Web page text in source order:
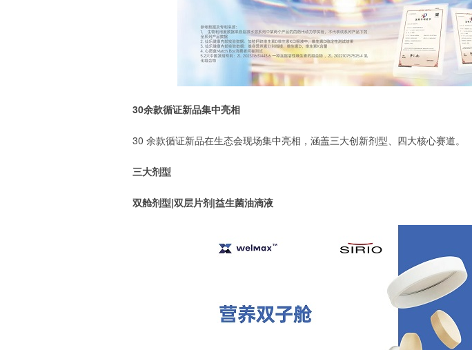
30余款循证新品集中亮相
30 余款循证新品在生态会现场集中亮相，涵盖三大创新剂型、四大核心赛道。
三大剂型
双舱剂型|双层片剂|益生菌油滴液